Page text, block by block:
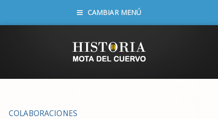
CAMBIAR MENÚ
COLABORACIONES